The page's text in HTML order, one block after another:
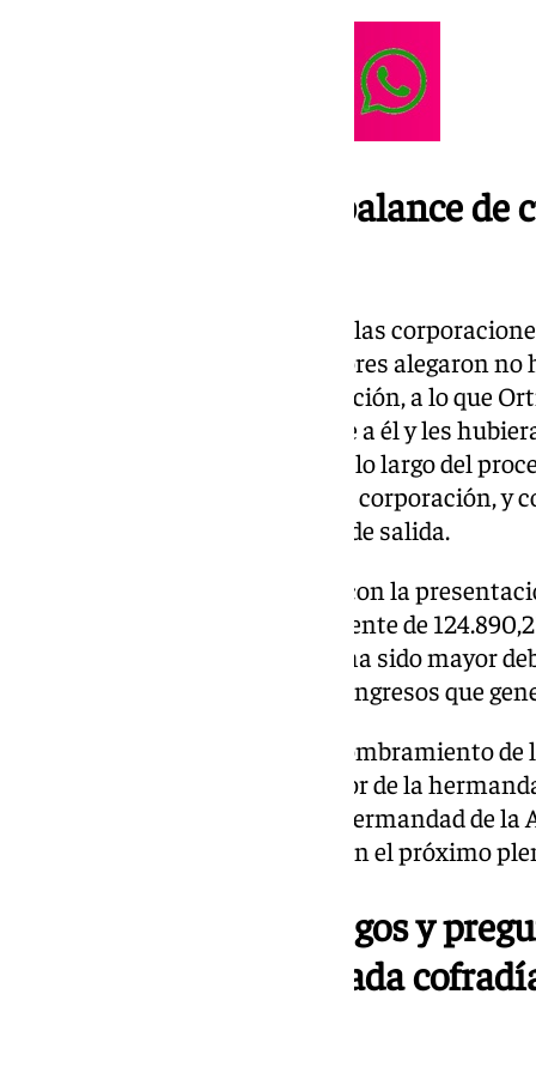
Las alegaciones y el balance
La falta de comunicación entre las
ya que algunos hermanos mayores alegaron
medios telemáticos de la federación, a lo que
haberse dirigido personalmente a él y les
hecho con todas las cofradías a lo largo del
cuestiones particulares de cada corporación, y
celebradas en conjunto por día de salida.
La junta ordinaria continuaba con la
2024 que ha generado un excedente de
corporaciones, cuantía que no ha sido mayor
meteorológicas mermando los ingresos que
Posteriormente procedían al nombramiento de
Enrique Trujillo, hermano mayor de la
Alarcón hermano mayor de la hermandad de
para su aprobación el informe en el próximo
En el apartado de ruegos y
valor las dudas que cada